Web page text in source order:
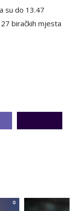
su do 13.47
biračkih mjesta
0